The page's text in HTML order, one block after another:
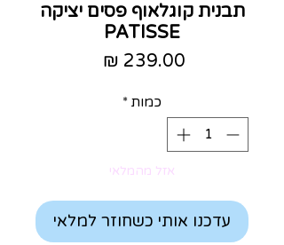
תבנית קוגלאוף פסים יציקה
PATISSE
כמות *
אזל מהמלאי
עדכנו אותי כשחוזר למלאי